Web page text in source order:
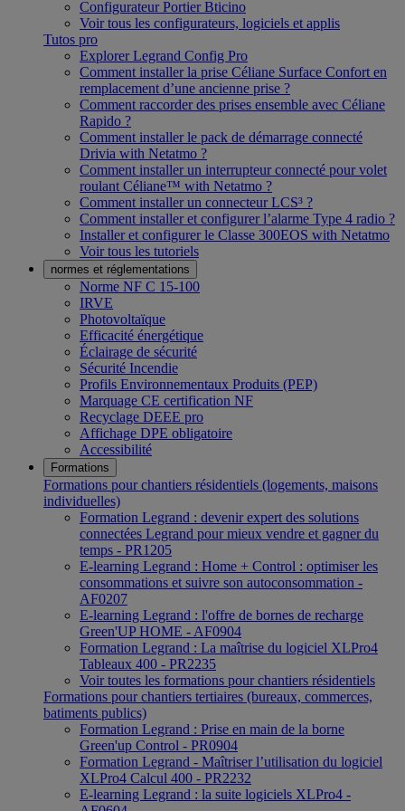
Configurateur Portier Bticino
Voir tous les configurateurs, logiciels et applis
Tutos pro
Explorer Legrand Config Pro
Comment installer la prise Céliane Surface Confort en
remplacement d’une ancienne prise ?
Comment raccorder des prises ensemble avec Céliane
Rapido ?
Comment installer le pack de démarrage connecté
Drivia with Netatmo ?
Comment installer un interrupteur connecté pour volet
roulant Céliane™ with Netatmo ?
Comment installer un connecteur LCS³ ?
Comment installer et configurer l’alarme Type 4 radio ?
Installer et configurer le Classe 300EOS with Netatmo
Voir tous les tutoriels
normes et réglementations
Norme NF C 15-100
IRVE
Photovoltaïque
Efficacité énergétique
Éclairage de sécurité
Sécurité Incendie
Profils Environnementaux Produits (PEP)
Marquage CE certification NF
Recyclage DEEE pro
Affichage DPE obligatoire
Accessibilité
Formations
Formations pour chantiers résidentiels (logements, maisons
individuelles)
Formation Legrand : devenir expert des solutions
connectées Legrand pour mieux vendre et gagner du
temps - PR1205
E-learning Legrand : Home + Control : optimiser les
consommations et suivre son autoconsommation -
AF0207
E-learning Legrand : l'offre de bornes de recharge
Green'UP HOME - AF0904
Formation Legrand : La maîtrise du logiciel XLPro4
Tableaux 400 - PR2235
Voir toutes les formations pour chantiers résidentiels
Formations pour chantiers tertiaires (bureaux, commerces,
batiments publics)
Formation Legrand : Prise en main de la borne
Green'up Control - PR0904
Formation Legrand - Maîtriser l’utilisation du logiciel
XLPro4 Calcul 400 - PR2232
E-learning Legrand : la suite logiciels XLPro4 -